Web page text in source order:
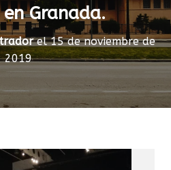
en Granada.
el15 de noviembre de
2019